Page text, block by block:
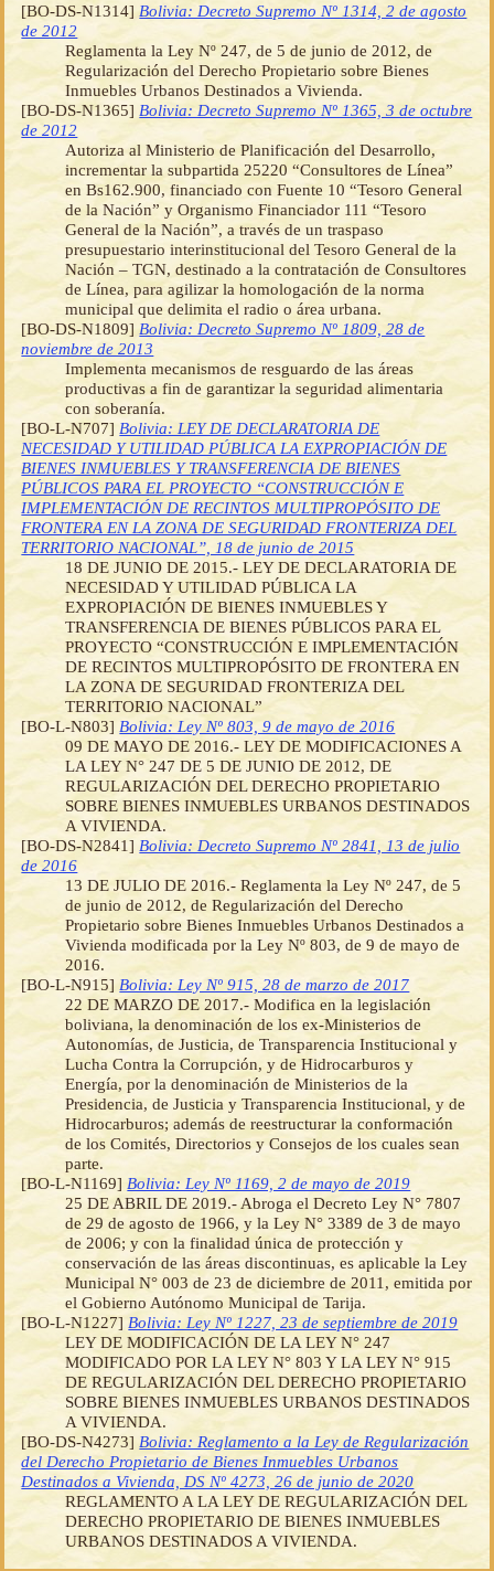
[BO-DS-N1314] Bolivia: Decreto Supremo Nº 1314, 2 de agosto
de 2012
Reglamenta la Ley Nº 247, de 5 de junio de 2012, de
Regularización del Derecho Propietario sobre Bienes
Inmuebles Urbanos Destinados a Vivienda.
[BO-DS-N1365] Bolivia: Decreto Supremo Nº 1365, 3 de octubre
de 2012
Autoriza al Ministerio de Planificación del Desarrollo,
incrementar la subpartida 25220 “Consultores de Línea”
en Bs162.900, financiado con Fuente 10 “Tesoro General
de la Nación” y Organismo Financiador 111 “Tesoro
General de la Nación”, a través de un traspaso
presupuestario interinstitucional del Tesoro General de la
Nación – TGN, destinado a la contratación de Consultores
de Línea, para agilizar la homologación de la norma
municipal que delimita el radio o área urbana.
[BO-DS-N1809] Bolivia: Decreto Supremo Nº 1809, 28 de
noviembre de 2013
Implementa mecanismos de resguardo de las áreas
productivas a fin de garantizar la seguridad alimentaria
con soberanía.
[BO-L-N707] Bolivia: LEY DE DECLARATORIA DE
NECESIDAD Y UTILIDAD PÚBLICA LA EXPROPIACIÓN DE
BIENES INMUEBLES Y TRANSFERENCIA DE BIENES
PÚBLICOS PARA EL PROYECTO “CONSTRUCCIÓN E
IMPLEMENTACIÓN DE RECINTOS MULTIPROPÓSITO DE
FRONTERA EN LA ZONA DE SEGURIDAD FRONTERIZA DEL
TERRITORIO NACIONAL”, 18 de junio de 2015
18 DE JUNIO DE 2015.- LEY DE DECLARATORIA DE
NECESIDAD Y UTILIDAD PÚBLICA LA
EXPROPIACIÓN DE BIENES INMUEBLES Y
TRANSFERENCIA DE BIENES PÚBLICOS PARA EL
PROYECTO “CONSTRUCCIÓN E IMPLEMENTACIÓN
DE RECINTOS MULTIPROPÓSITO DE FRONTERA EN
LA ZONA DE SEGURIDAD FRONTERIZA DEL
TERRITORIO NACIONAL”
[BO-L-N803] Bolivia: Ley Nº 803, 9 de mayo de 2016
09 DE MAYO DE 2016.- LEY DE MODIFICACIONES A
LA LEY N° 247 DE 5 DE JUNIO DE 2012, DE
REGULARIZACIÓN DEL DERECHO PROPIETARIO
SOBRE BIENES INMUEBLES URBANOS DESTINADOS
A VIVIENDA.
[BO-DS-N2841] Bolivia: Decreto Supremo Nº 2841, 13 de julio
de 2016
13 DE JULIO DE 2016.- Reglamenta la Ley Nº 247, de 5
de junio de 2012, de Regularización del Derecho
Propietario sobre Bienes Inmuebles Urbanos Destinados a
Vivienda modificada por la Ley Nº 803, de 9 de mayo de
2016.
[BO-L-N915] Bolivia: Ley Nº 915, 28 de marzo de 2017
22 DE MARZO DE 2017.- Modifica en la legislación
boliviana, la denominación de los ex-Ministerios de
Autonomías, de Justicia, de Transparencia Institucional y
Lucha Contra la Corrupción, y de Hidrocarburos y
Energía, por la denominación de Ministerios de la
Presidencia, de Justicia y Transparencia Institucional, y de
Hidrocarburos; además de reestructurar la conformación
de los Comités, Directorios y Consejos de los cuales sean
parte.
[BO-L-N1169] Bolivia: Ley Nº 1169, 2 de mayo de 2019
25 DE ABRIL DE 2019.- Abroga el Decreto Ley N° 7807
de 29 de agosto de 1966, y la Ley N° 3389 de 3 de mayo
de 2006; y con la finalidad única de protección y
conservación de las áreas discontinuas, es aplicable la Ley
Municipal N° 003 de 23 de diciembre de 2011, emitida por
el Gobierno Autónomo Municipal de Tarija.
[BO-L-N1227] Bolivia: Ley Nº 1227, 23 de septiembre de 2019
LEY DE MODIFICACIÓN DE LA LEY N° 247
MODIFICADO POR LA LEY N° 803 Y LA LEY N° 915
DE REGULARIZACIÓN DEL DERECHO PROPIETARIO
SOBRE BIENES INMUEBLES URBANOS DESTINADOS
A VIVIENDA.
[BO-DS-N4273] Bolivia: Reglamento a la Ley de Regularización
del Derecho Propietario de Bienes Inmuebles Urbanos
Destinados a Vivienda, DS Nº 4273, 26 de junio de 2020
REGLAMENTO A LA LEY DE REGULARIZACIÓN DEL
DERECHO PROPIETARIO DE BIENES INMUEBLES
URBANOS DESTINADOS A VIVIENDA.